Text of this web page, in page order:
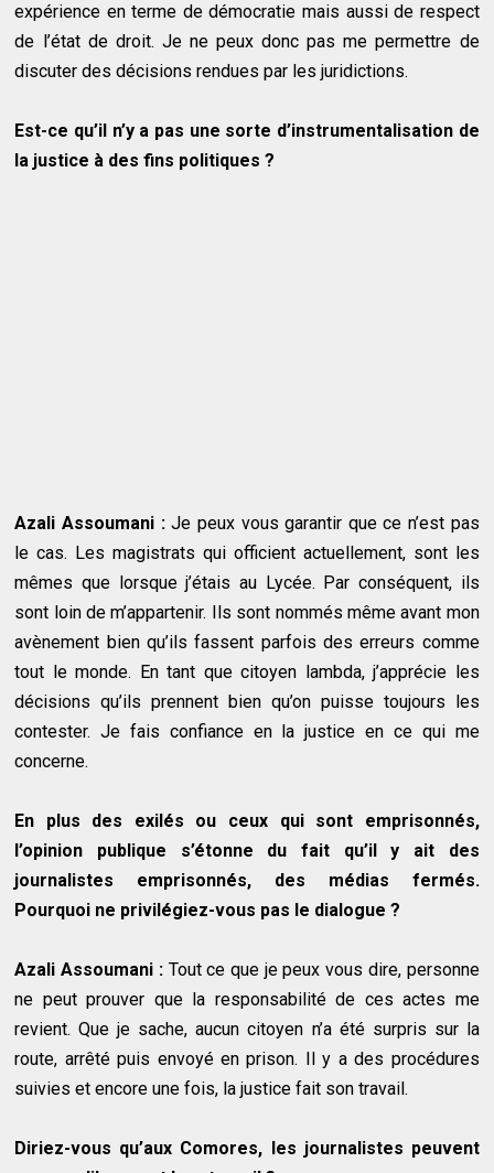
expérience en terme de démocratie mais aussi de respect
de l’état de droit. Je ne peux donc pas me permettre de
discuter des décisions rendues par les juridictions.
Est-ce qu’il n’y a pas une sorte d’instrumentalisation de
la justice à des fins politiques ?
Azali Assoumani :Je peux vous garantir que ce n’est pas
le cas. Les magistrats qui officient actuellement, sont les
mêmes que lorsque j’étais au Lycée. Par conséquent, ils
sont loin de m’appartenir. Ils sont nommés même avant mon
avènement bien qu’ils fassent parfois des erreurs comme
tout le monde. En tant que citoyen lambda, j’apprécie les
décisions qu’ils prennent bien qu’on puisse toujours les
contester. Je fais confiance en la justice en ce qui me
concerne.
En plus des exilés ou ceux qui sont emprisonnés,
l’opinion publique s’étonne du fait qu’il y ait des
journalistes emprisonnés, des médias fermés.
Pourquoi ne privilégiez-vous pas le dialogue ?
Azali Assoumani :Tout ce que je peux vous dire, personne
ne peut prouver que la responsabilité de ces actes me
revient. Que je sache, aucun citoyen n’a été surpris sur la
route, arrêté puis envoyé en prison. Il y a des procédures
suivies et encore une fois, la justice fait son travail.
Diriez-vous qu’aux Comores, les journalistes peuvent